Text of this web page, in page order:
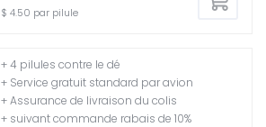
$ 4.50 par pilule
+ 4 pilules contre le dé
+ Service gratuit standard par avion
+ Assurance de livraison du colis
+ suivant commande rabais de 10%